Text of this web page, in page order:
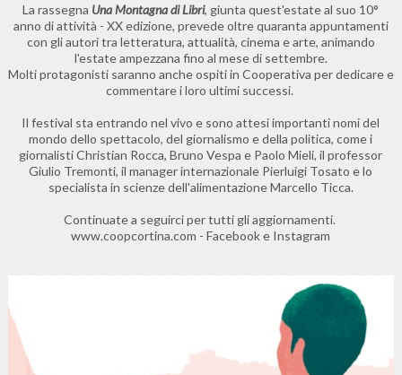
La rassegna Una Montagna di Libri, giunta quest'estate al suo 10°
anno di attività - XX edizione, prevede oltre quaranta appuntamenti
con gli autori tra letteratura, attualità, cinema e arte, animando
l'estate ampezzana fino al mese di settembre.
Molti protagonisti saranno anche ospiti in Cooperativa per dedicare e
commentare i loro ultimi successi.
Il festival sta entrando nel vivo e sono attesi importanti nomi del
mondo dello spettacolo, del giornalismo e della politica, come i
giornalisti Christian Rocca, Bruno Vespa e Paolo Mieli, il professor
Giulio Tremonti, il manager internazionale Pierluigi Tosato e lo
specialista in scienze dell'alimentazione Marcello Ticca.
Continuate a seguirci per tutti gli aggiornamenti.
www.coopcortina.com - Facebook e Instagram